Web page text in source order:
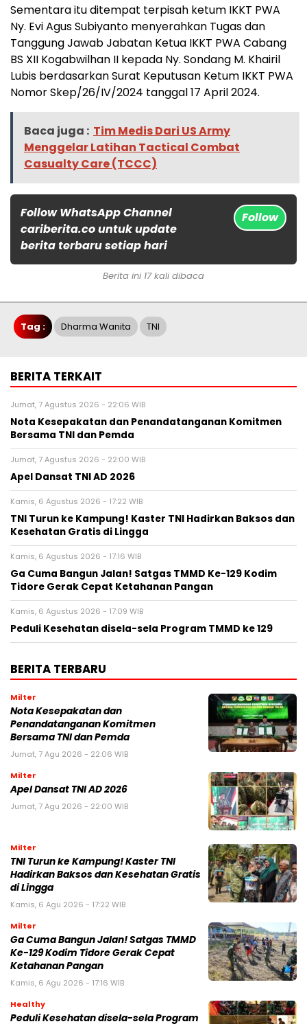
Sementara itu ditempat terpisah ketum IKKT PWA
Ny. Evi Agus Subiyanto menyerahkan Tugas dan
Tanggung Jawab Jabatan Ketua IKKT PWA Cabang
BS XII Kogabwilhan II kepada Ny. Sondang M. Khairil
Lubis berdasarkan Surat Keputusan Ketum IKKT PWA
Nomor Skep/26/IV/2024 tanggal 17 April 2024.
Baca juga : Tim Medis Dari US Army
Menggelar Latihan Tactical Combat
Casualty Care (TCCC)
Follow WhatsApp Channel
cariberita.co untuk update
berita terbaru setiap hari
Follow
Berita ini 17 kali dibaca
Tag : Dharma Wanita TNI
BERITA TERKAIT
Jumat, 7 Agustus 2026 - 22:06 WIB
Nota Kesepakatan dan Penandatanganan Komitmen
Bersama TNI dan Pemda
Jumat, 7 Agustus 2026 - 22:00 WIB
Apel Dansat TNI AD 2026
Kamis, 6 Agustus 2026 - 17:22 WIB
TNI Turun ke Kampung! Kaster TNI Hadirkan Baksos dan
Kesehatan Gratis di Lingga
Kamis, 6 Agustus 2026 - 17:16 WIB
Ga Cuma Bangun Jalan! Satgas TMMD Ke-129 Kodim
Tidore Gerak Cepat Ketahanan Pangan
Kamis, 6 Agustus 2026 - 17:09 WIB
Peduli Kesehatan disela-sela Program TMMD ke 129
BERITA TERBARU
Milter
Nota Kesepakatan dan
Penandatanganan Komitmen
Bersama TNI dan Pemda
Jumat, 7 Agu 2026 - 22:06 WIB
Milter
Apel Dansat TNI AD 2026
Jumat, 7 Agu 2026 - 22:00 WIB
Milter
TNI Turun ke Kampung! Kaster TNI
Hadirkan Baksos dan Kesehatan Gratis
di Lingga
Kamis, 6 Agu 2026 - 17:22 WIB
Milter
Ga Cuma Bangun Jalan! Satgas TMMD
Ke-129 Kodim Tidore Gerak Cepat
Ketahanan Pangan
Kamis, 6 Agu 2026 - 17:16 WIB
Healthy
Peduli Kesehatan disela-sela Program